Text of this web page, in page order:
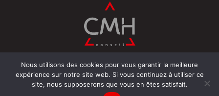
© 2026 Conçu par Projectil-Sogepress à Tours
Nous utilisons des cookies pour vous garantir la meilleure
expérience sur notre site web. Si vous continuez à utiliser ce
site, nous supposerons que vous en êtes satisfait.